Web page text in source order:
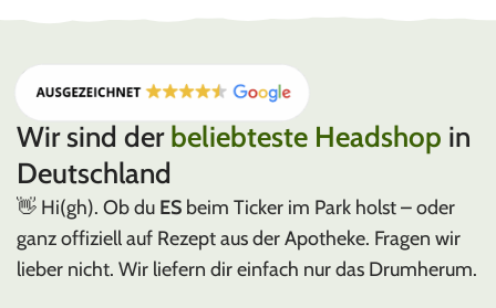
RAW
Wir sind derbeliebteste Headshop in
Deutschland
👋 Hi(gh). Ob du ES beim Ticker im Park holst – oder
ganz offiziell auf Rezept aus der Apotheke. Fragen wir
lieber nicht. Wir liefern dir einfach nur das Drumherum.